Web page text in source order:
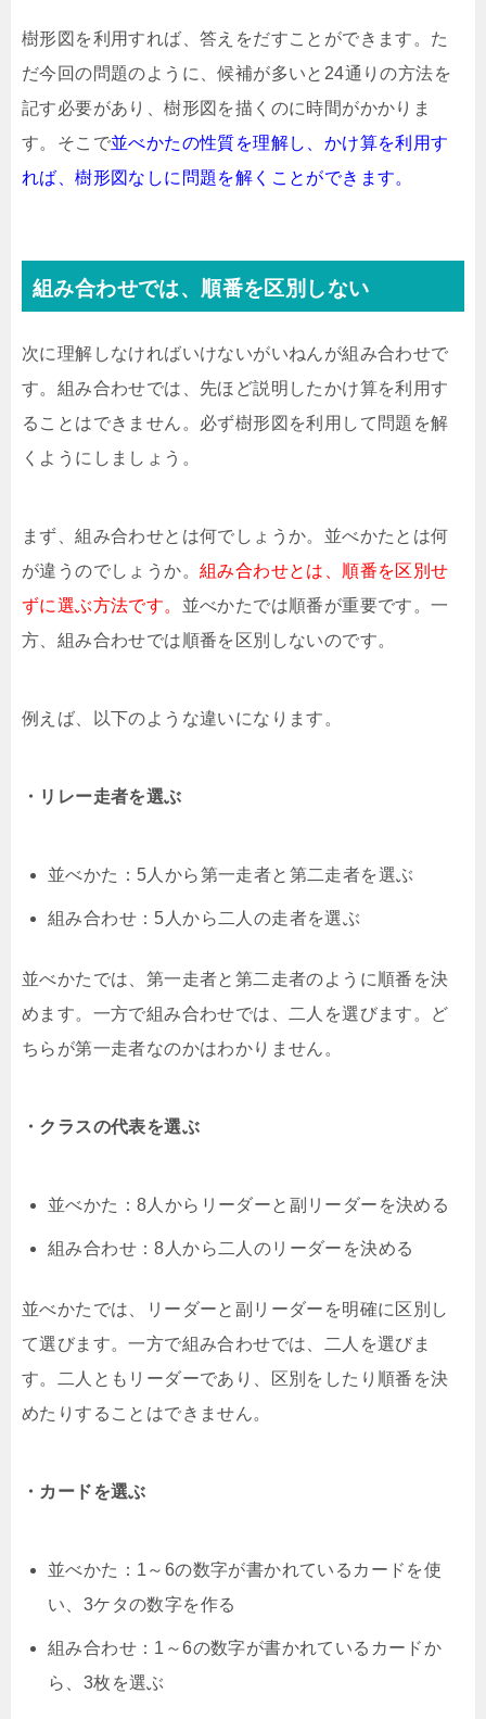
樹形図を利用すれば、答えをだすことができます。た
だ今回の問題のように、候補が多いと24通りの方法を
記す必要があり、樹形図を描くのに時間がかかりま
す。そこで並べかたの性質を理解し、かけ算を利用す
れば、樹形図なしに問題を解くことができます。
組み合わせでは、順番を区別しない
次に理解しなければいけないがいねんが組み合わせで
す。組み合わせでは、先ほど説明したかけ算を利用す
ることはできません。必ず樹形図を利用して問題を解
くようにしましょう。
まず、組み合わせとは何でしょうか。並べかたとは何
が違うのでしょうか。 組み合わせとは、順番を区別せ
ずに選ぶ方法です。 並べかたでは順番が重要です。一
方、組み合わせでは順番を区別しないのです。
例えば、以下のような違いになります。
・リレー走者を選ぶ
並べかた：5人から第一走者と第二走者を選ぶ
組み合わせ：5人から二人の走者を選ぶ
並べかたでは、第一走者と第二走者のように順番を決
めます。一方で組み合わせでは、二人を選びます。ど
ちらが第一走者なのかはわかりません。
・クラスの代表を選ぶ
並べかた：8人からリーダーと副リーダーを決める
組み合わせ：8人から二人のリーダーを決める
並べかたでは、リーダーと副リーダーを明確に区別し
て選びます。一方で組み合わせでは、二人を選びま
す。二人ともリーダーであり、区別をしたり順番を決
めたりすることはできません。
・カードを選ぶ
並べかた：1～6の数字が書かれているカードを使
い、3ケタの数字を作る
組み合わせ：1～6の数字が書かれているカードか
ら、3枚を選ぶ